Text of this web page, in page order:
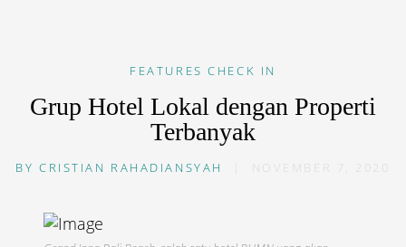
FEATURES CHECK IN
Grup Hotel Lokal dengan Properti
Terbanyak
BYCRISTIAN RAHADIANSYAH NOVEMBER 7, 2020